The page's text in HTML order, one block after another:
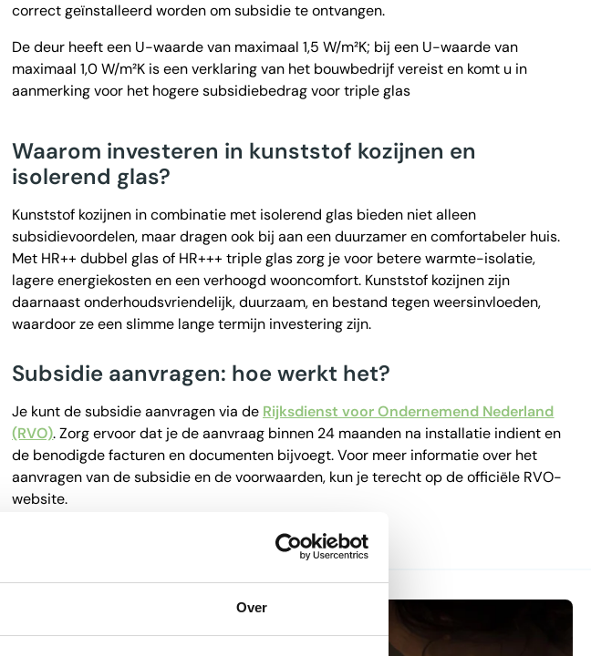
Over
correct geïnstalleerd worden om subsidie te ontvangen.
De deur heeft een U-waarde van maximaal 1,5 W/m²K; bij een U-waarde van
maximaal 1,0 W/m²K is een verklaring van het bouwbedrijf vereist en komt u in
aanmerking voor het hogere subsidiebedrag voor triple glas
Waarom investeren in kunststof kozijnen en
isolerend glas?
Kunststof kozijnen in combinatie met isolerend glas bieden niet alleen
subsidievoordelen, maar dragen ook bij aan een duurzamer en comfortabeler huis.
Met HR++ dubbel glas of HR+++ triple glas zorg je voor betere warmte-isolatie,
lagere energiekosten en een verhoogd wooncomfort. Kunststof kozijnen zijn
daarnaast onderhoudsvriendelijk, duurzaam, en bestand tegen weersinvloeden,
waardoor ze een slimme lange termijn investering zijn.
Subsidie aanvragen: hoe werkt het?
Je kunt de subsidie aanvragen via de Rijksdienst voor Ondernemend Nederland
(RVO). Zorg ervoor dat je de aanvraag binnen 24 maanden na installatie indient en
de benodigde facturen en documenten bijvoegt. Voor meer informatie over het
aanvragen van de subsidie en de voorwaarden, kun je terecht op de officiële RVO-
website.